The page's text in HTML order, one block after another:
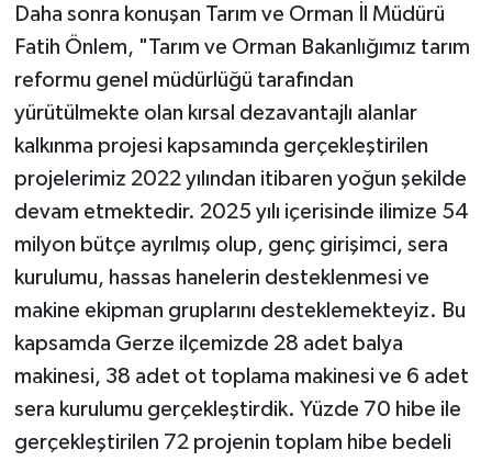
Daha sonra konuşan Tarım ve Orman İl Müdürü
Fatih Önlem, "Tarım ve Orman Bakanlığımız tarım
reformu genel müdürlüğü tarafından
yürütülmekte olan kırsal dezavantajlı alanlar
kalkınma projesi kapsamında gerçekleştirilen
projelerimiz 2022 yılından itibaren yoğun şekilde
devam etmektedir. 2025 yılı içerisinde ilimize 54
milyon bütçe ayrılmış olup, genç girişimci, sera
kurulumu, hassas hanelerin desteklenmesi ve
makine ekipman gruplarını desteklemekteyiz. Bu
kapsamda Gerze ilçemizde 28 adet balya
makinesi, 38 adet ot toplama makinesi ve 6 adet
sera kurulumu gerçekleştirdik. Yüzde 70 hibe ile
gerçekleştirilen 72 projenin toplam hibe bedeli